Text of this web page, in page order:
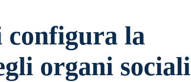
configura la
organi sociali